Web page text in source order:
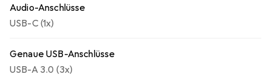
Audio-Anschlüsse
USB-C (1x)
Genaue USB-Anschlüsse
USB-A 3.0 (3x)